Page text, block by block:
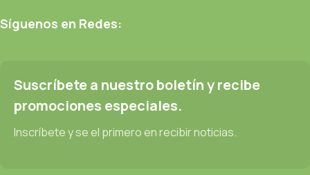
Síguenos en Redes:
Suscríbete a nuestro boletín y recibe
promociones especiales.
Inscríbete y se el primero en recibir noticias.